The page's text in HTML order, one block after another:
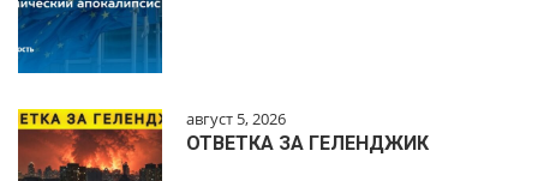
август 5, 2026
ОТВЕТКА ЗА ГЕЛЕНДЖИК